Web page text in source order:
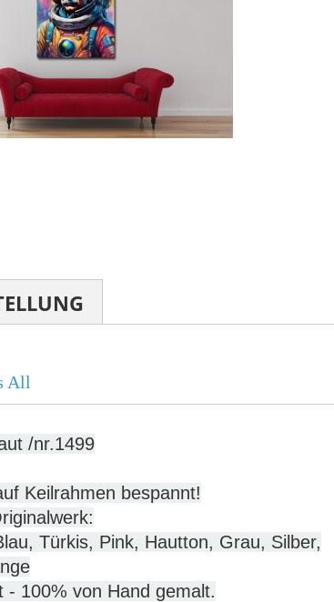
All
/nr.1499
Keilrahmen bespannt!
Türkis, Pink, Hautton, Grau, Silber,
- 100% von Hand gemalt.